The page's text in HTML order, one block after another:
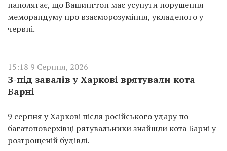
наполягає, що Вашингтон має усунути порушення
меморандуму про взаєморозуміння, укладеного у
червні.
15:18 9 Серпня, 2026
З-під завалів у Харкові врятували кота
Барні
9 серпня у Харкові після російського удару по
багатоповерхівці рятувальники знайшли кота Барні у
розтрощеній будівлі.